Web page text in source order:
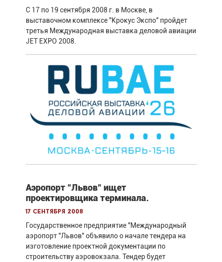
С 17 по 19 сентября 2008 г. в Москве, в
выставочном комплексе "Крокус Экспо" пройдет
третья Международная выставка деловой авиации
JET EXPO 2008.
Аэропорт "Львов" ищет
проектировщика терминала.
17 сентября 2008
Государственное предприятие "Международный
аэропорт "Львов" объявило о начале тендера на
изготовление проектной документации по
строительству аэровокзала. Тендер будет